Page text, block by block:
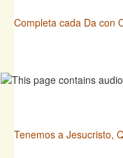
Completa cada Da con
Tenemos a Jesucristo,